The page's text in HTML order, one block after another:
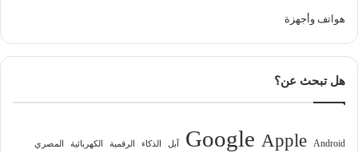
هواتف وأجهزة
هل تبحث عن؟
Android
Apple
Google آبل الذكاء الرقمية الكهربائية المصري